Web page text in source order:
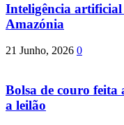
Inteligência artificial
Amazónia
21 Junho, 2026 0
Bolsa de couro feita
a leilão